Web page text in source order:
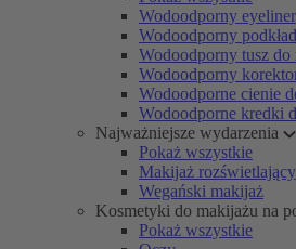
Wodoodporny eyeliner
Wodoodporny podkład
Wodoodporny tusz do
Wodoodporny
Wodoodporne cienie
Wodoodporne kredki
Najważniejsze wydarzenia
Pokaż wszystkie
Makijaż rozświetlający
Wegański makijaż
Kosmetyki do makijażu na
Pokaż wszystkie